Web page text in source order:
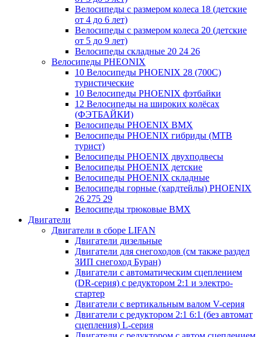
Велосипеды с размером колеса 18 (детские
от 4 до 6 лет)
Велосипеды с размером колеса 20 (детские
от 5 до 9 лет)
Велосипеды складные 20 24 26
Велосипеды PHEONIX
10 Велосипеды PHOENIX 28 (700С)
туристические
10 Велосипеды PHOENIX фэтбайки
12 Велосипеды на широких колёсах
(ФЭТБАЙКИ)
Велосипеды PHOENIX BMX
Велосипеды PHOENIX гибриды (MTB
турист)
Велосипеды PHOENIX двухподвесы
Велосипеды PHOENIX детские
Велосипеды PHOENIX складные
Велосипеды горные (хардтейлы) PHOENIX
26 275 29
Велосипеды трюковые BMX
Двигатели
Двигатели в сборе LIFAN
Двигатели дизельные
Двигатели для снегоходов (см также раздел
ЗИП снегоход Буран)
Двигатели с автоматическим сцеплением
(DR-серия) с редуктором 2:1 и электро-
стартер
Двигатели с вертикальным валом V-серия
Двигатели с редуктором 2:1 6:1 (без автомат
сцепления) L-серия